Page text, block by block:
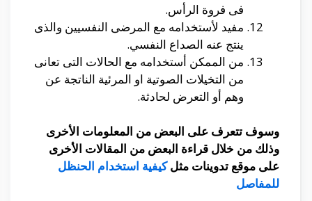
فى فروة الرأس.
مفيد لأستخدامه مع المرضى النفسيين والذى
ينتج عنه الصداع النفسي.
من الممكن أستخدامه مع الحالات التى تعانى
من التخيلات الصوتية او المرئية الناتجة عن
وهم أو التعرض لحادثة.
وسوف تتعرف على البعض من المعلومات الأخرى
وذلك من خلال قراءة البعض من المقالات الأخرى
على موقع تدوينات مثلكيفية استخدام الحنظل
للمفاصل